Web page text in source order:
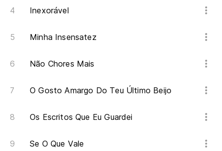
Inexorável
Minha Insensatez
Não Chores Mais
O Gosto Amargo Do Teu Último Beijo
Os Escritos Que Eu Guardei
Se O Que Vale